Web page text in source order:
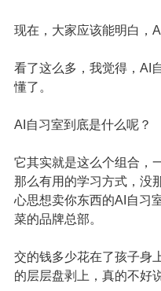
现在，大家应该能明白，
看了这么多，我觉得，AI
懂了。
AI自习室到底是什么呢？
它其实就是这么个组合，
那么有用的学习方式，没
心思想卖你东西的AI自习
菜的品牌总部。
交的钱多少花在了孩子身
的层层盘剥上，真的不好说